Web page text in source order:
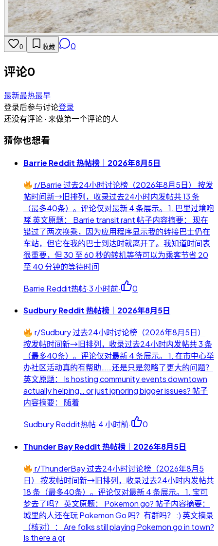
0 收藏 0
评论0
最新最热最早
登录后参与讨论登录
还没有评论 · 来做第一个评论的人
猜你也想看
Barrie Reddit 热帖榜｜2026年8月5日
r/Barrie 过去24小时讨论榜（2026年8月5日） 按发
帖时间新→旧排列，收录过去24小时内发帖共 13 条
（最多40条）。评论仅对最新 4 条展示。 1. 巴里过境咆
哮 英文原题： Barrie transit rant 帖子内容摘要： 现在
错过了两次换乘，因为应用程序显示我的转接巴士仍在
车站，但它在我的巴士到达时就离开了。我知道时间表
很重要，但 30 至 60 秒的转机等待可以为乘客节省 20
至 40 分钟的等待时间
Barrie Reddit热帖·3 小时前· 0
Sudbury Reddit 热帖榜｜2026年8月5日
r/Sudbury 过去24小时讨论榜（2026年8月5日）
按发帖时间新→旧排列，收录过去24小时内发帖共 3 条
（最多40条）。评论仅对最新 4 条展示。 1. 在市中心举
办社区活动真的有帮助……还是只是忽略了更大的问题？
英文原题： Is hosting community events downtown
actually helping… or just ignoring bigger issues? 帖子
内容摘要： 随着
Sudbury Reddit热帖·4 小时前· 0
Thunder Bay Reddit 热帖榜｜2026年8月5日
r/ThunderBay 过去24小时讨论榜（2026年8月5
日） 按发帖时间新→旧排列，收录过去24小时内发帖共
18 条（最多40条）。评论仅对最新 4 条展示。 1. 宝可
梦去了吗？ 英文原题： Pokemon go? 帖子内容摘要：
城里的人还在玩 Pokemon Go 吗？有群吗？ :) 英文摘录
（核对）： Are folks still playing Pokemon go in town?
Is there a gr